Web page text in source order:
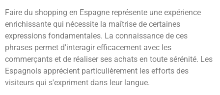
Faire du shopping en Espagne représente une expérience
enrichissante qui nécessite la maîtrise de certaines
expressions fondamentales. La connaissance de ces
phrases permet d'interagir efficacement avec les
commerçants et de réaliser ses achats en toute sérénité. Les
Espagnols apprécient particulièrement les efforts des
visiteurs qui s'expriment dans leur langue.